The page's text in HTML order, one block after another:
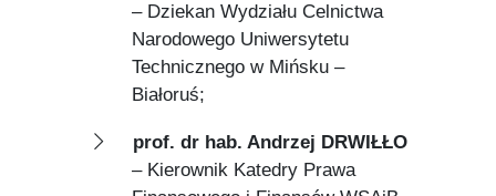
– Dziekan Wydziału Celnictwa
Narodowego Uniwersytetu
Technicznego w Mińsku –
Białoruś;
prof. dr hab. Andrzej DRWIŁŁO
– Kierownik Katedry Prawa